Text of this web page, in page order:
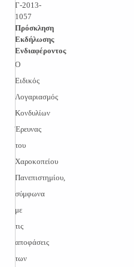
Γ-2013-
1057
Πρόσκληση
Εκδήλωσης
Ενδιαφέροντος
Ο
Ειδικός
Λογαριασμός
Κονδυλίων
Έρευνας
του
Χαροκοπείου
Πανεπιστημίου,
σύμφωνα
με
τις
αποφάσεις
των